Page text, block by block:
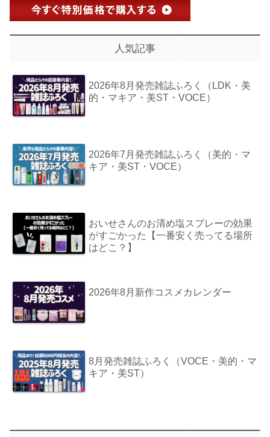
人気記事
2026年8月発売雑誌ふろく（LDK・美
的・マキア・美ST・VOCE）
2026年7月発売雑誌ふろく（美的・マ
キア・美ST・VOCE）
おいせさんのお清め塩スプレーの効果
がすごかった【一番安く売ってる場所
はどこ？】
2026年8月新作コスメカレンダー
8月発売雑誌ふろく（VOCE・美的・マ
キア・美ST）